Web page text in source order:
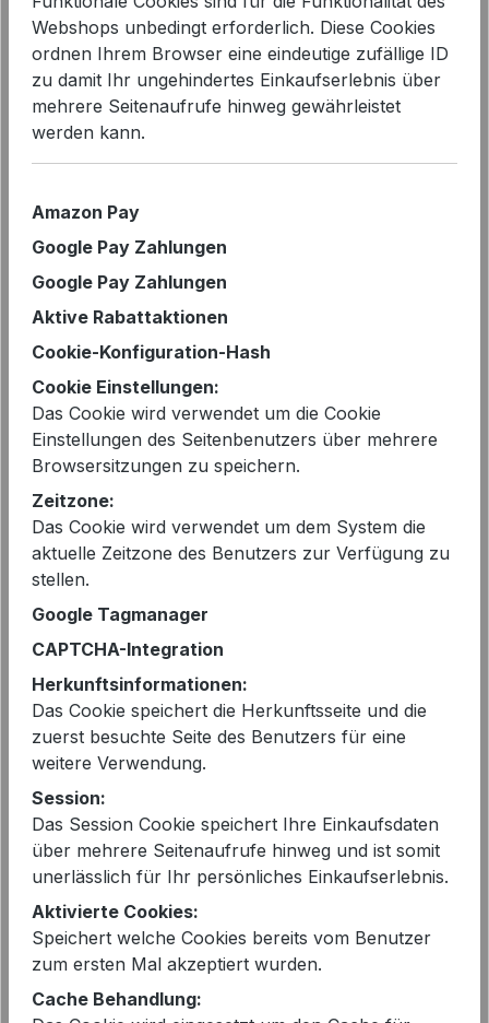
Bildergalerie überspringen
Regulärer Preis:
169,95 €
Preise inkl. MwSt. zzgl. Versandkosten
Sofort verfügbar, Lieferzeit: 2-5 Tage
Farbe
HAWAIIAN OCEAN
M - 38
L - 40 XL - 42 XXL - 44
Produkt Anzahl: Gib den
EAN:2000114280310
BYAKU-202040-1039
Webshops unbedingt erforderlich. Diese Cookies
ordnen Ihrem Browser eine eindeutige zufällige ID
zu damit Ihr ungehindertes Einkaufserlebnis über
mehrere Seitenaufrufe hinweg gewährleistet
werden kann.
Amazon Pay
Google Pay Zahlungen
Google Pay Zahlungen
Aktive Rabattaktionen
Cookie-Konfiguration-Hash
Cookie Einstellungen:
Das Cookie wird verwendet um die Cookie
Einstellungen des Seitenbenutzers über mehrere
Browsersitzungen zu speichern.
Zeitzone:
Das Cookie wird verwendet um dem System die
aktuelle Zeitzone des Benutzers zur Verfügung zu
stellen.
Google Tagmanager
CAPTCHA-Integration
Herkunftsinformationen:
Das Cookie speichert die Herkunftsseite und die
zuerst besuchte Seite des Benutzers für eine
weitere Verwendung.
Session:
Das Session Cookie speichert Ihre Einkaufsdaten
über mehrere Seitenaufrufe hinweg und ist somit
unerlässlich für Ihr persönliches Einkaufserlebnis.
Aktivierte Cookies:
Speichert welche Cookies bereits vom Benutzer
zum ersten Mal akzeptiert wurden.
Cache Behandlung: